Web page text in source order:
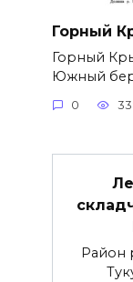
Горный
Горный
Южный
0
Район